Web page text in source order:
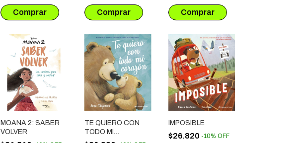
MOANA 2: SABER
VOLVER
TE QUIERO CON
TODO MI
CORAZON
IMPOSIBLE
$26.820 -10% OFF